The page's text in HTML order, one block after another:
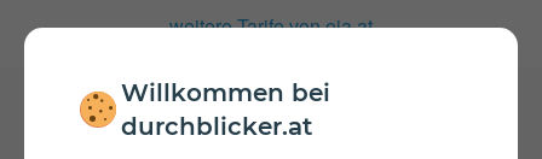
Willkommen bei
durchblicker.at
weitere Tarife von oja.at